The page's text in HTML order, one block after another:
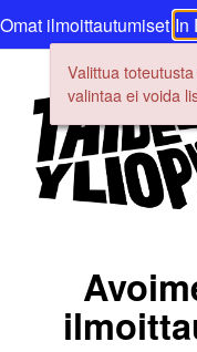
Omat ilmoittautumiset In
Valittua
valintaa ei voida